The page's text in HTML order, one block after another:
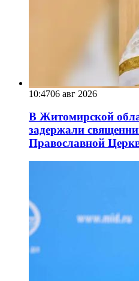
10:4706 авг 2026
В Житомирской
задержали
Православной